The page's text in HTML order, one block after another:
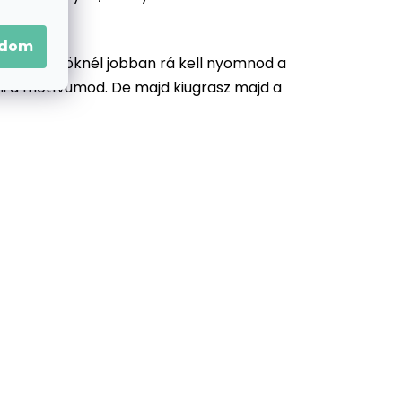
köröknél jobban rá kell nyomnod a
motívumod. De majd kiugrasz majd a